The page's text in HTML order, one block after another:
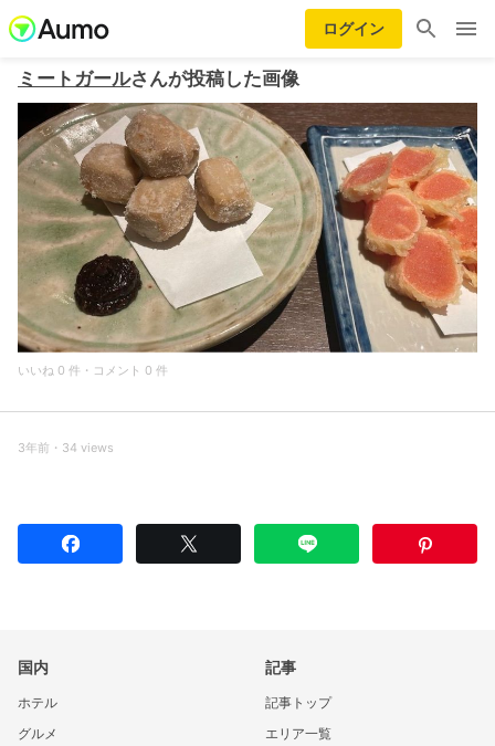
ログイン
ミートガールさんが投稿した画像
いいね 0 件・コメント 0 件
3年前・34 views
国内
ホテル
グルメ
記事
記事トップ
エリア一覧